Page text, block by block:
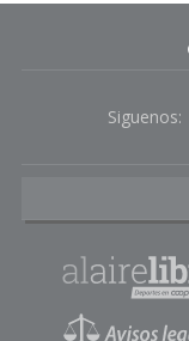
Siguenos: